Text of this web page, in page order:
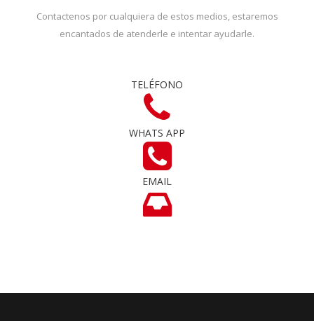
Contactenos por cualquiera de estos medios, estaremos
encantados de atenderle e intentar ayudarle.
TELÉFONO
WHATS APP
EMAIL